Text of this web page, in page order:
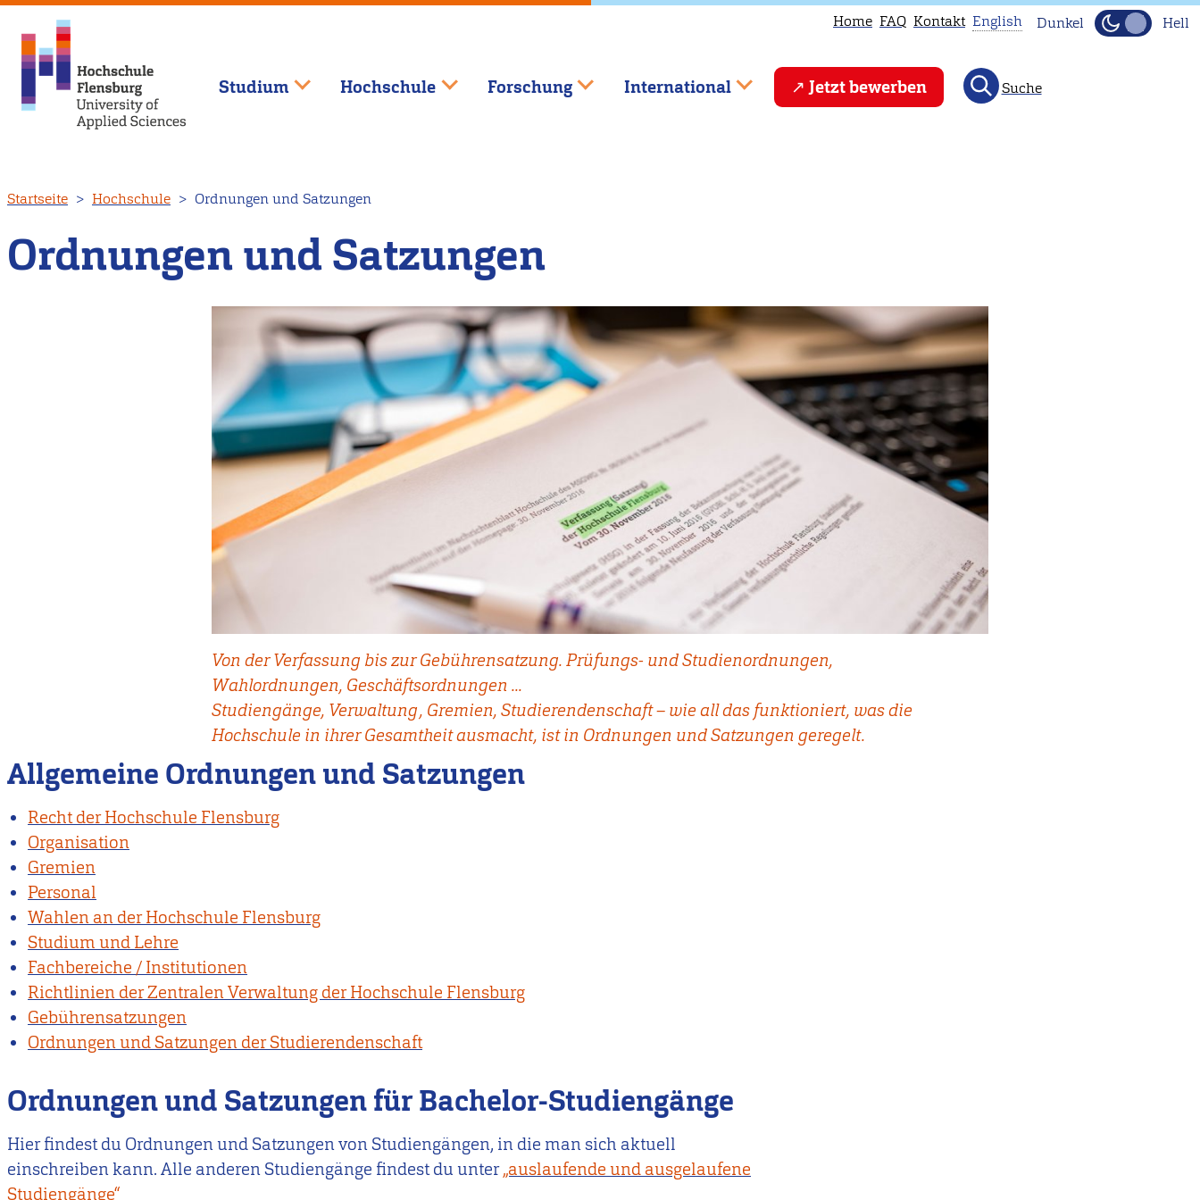
zum
Inhalt
Home FAQ Kontakt
This
page
English Dunkel Hell
Studium Hochschule Forschung International Jetzt bewerben Suche
Startseite Hochschule Ordnungen und Satzungen
Ordnungen und Satzungen
Von der Verfassung bis zur Gebührensatzung. Prüfungs- und Studienordnungen,
Wahlordnungen, Geschäftsordnungen ...
Studiengänge, Verwaltung, Gremien, Studierendenschaft – wie all das funktioniert, was die
Hochschule in ihrer Gesamtheit ausmacht, ist in Ordnungen und Satzungen geregelt.
Allgemeine Ordnungen und Satzungen
Recht der Hochschule Flensburg
Organisation
Gremien
Personal
Wahlen an der Hochschule Flensburg
Studium und Lehre
Fachbereiche / Institutionen
Richtlinien der Zentralen Verwaltung der Hochschule Flensburg
Gebührensatzungen
Ordnungen und Satzungen der Studierendenschaft
Ordnungen und Satzungen für Bachelor-Studiengänge
Hier findest du Ordnungen und Satzungen von Studiengängen, in die man sich aktuell
einschreiben kann. Alle anderen Studiengänge findest du unter„auslaufende und ausgelaufene
Studiengänge“